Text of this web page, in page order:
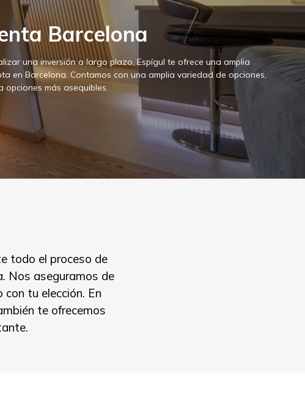
Barcelona
una inversión a largo plazo, Espígul te ofrece una amplia
en Barcelona. Contamos con una amplia variedad de opciones,
opciones más asequibles.
todo el proceso de
Nos aseguramos de
tu elección. En
te ofrecemos